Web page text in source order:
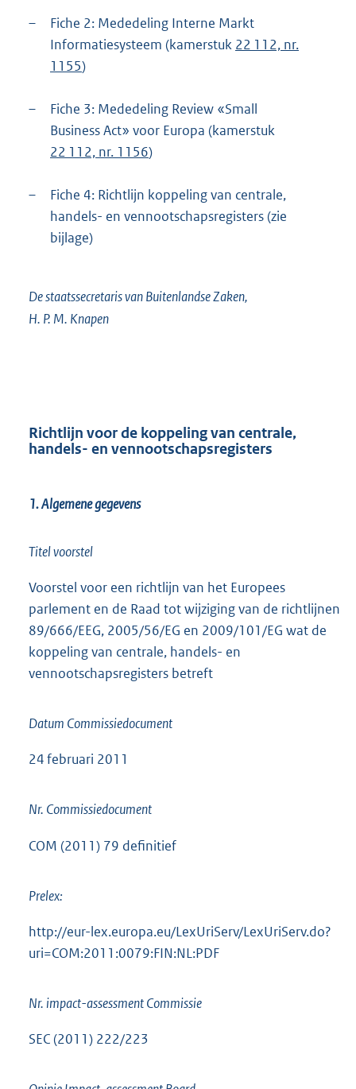
–
Fiche 2: Mededeling Interne Markt
Informatiesysteem (kamerstuk 22 112, nr.
1155)
–
Fiche 3: Mededeling Review «Small
Business Act» voor Europa (kamerstuk
22 112, nr. 1156)
–
Fiche 4: Richtlijn koppeling van centrale,
handels- en vennootschapsregisters (zie
bijlage)
De staatssecretaris van Buitenlandse Zaken,
H. P. M. Knapen
Richtlijn voor de koppeling van centrale,
handels- en vennootschapsregisters
1. Algemene gegevens
Titel voorstel
Voorstel voor een richtlijn van het Europees
parlement en de Raad tot wijziging van de richtlijnen
89/666/EEG, 2005/56/EG en 2009/101/EG wat de
koppeling van centrale, handels- en
vennootschapsregisters betreft
Datum Commissiedocument
24 februari 2011
Nr. Commissiedocument
COM (2011) 79 definitief
Prelex:
http://eur-lex.europa.eu/LexUriServ/LexUriServ.do?
uri=COM:2011:0079:FIN:NL:PDF
Nr. impact-assessment Commissie
SEC (2011) 222/223